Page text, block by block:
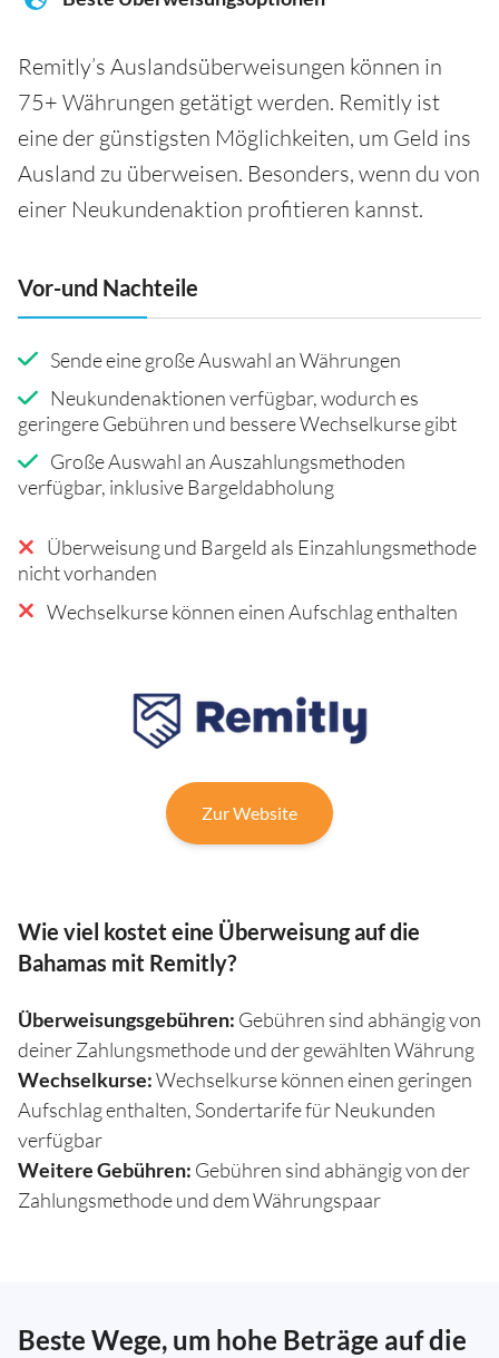
Remitly’s Auslandsüberweisungen können in
75+ Währungen getätigt werden. Remitly ist
eine der günstigsten Möglichkeiten, um Geld ins
Ausland zu überweisen. Besonders, wenn du von
einer Neukundenaktion profitieren kannst.
Vor-und Nachteile
Sende eine große Auswahl an Währungen
Neukundenaktionen verfügbar, wodurch es
geringere Gebühren und bessere Wechselkurse gibt
Große Auswahl an Auszahlungsmethoden
verfügbar, inklusive Bargeldabholung
Überweisung und Bargeld als Einzahlungsmethode
nicht vorhanden
Wechselkurse können einen Aufschlag enthalten
Zur Website
Wie viel kostet eine Überweisung auf die
Bahamas mit Remitly?
Überweisungsgebühren: Gebühren sind abhängig von
deiner Zahlungsmethode und der gewählten Währung
Wechselkurse:Wechselkurse können einen geringen
Aufschlag enthalten, Sondertarife für Neukunden
verfügbar
Weitere Gebühren: Gebühren sind abhängig von der
Zahlungsmethode und dem Währungspaar
Beste Wege, um hohe Beträge auf die